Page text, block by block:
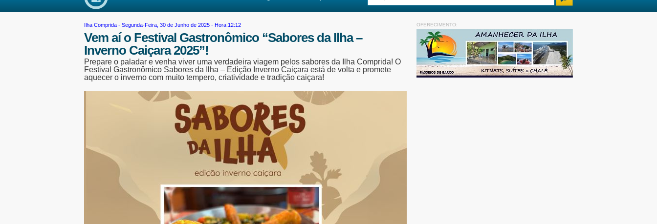
Ilha Comprida - Segunda-Feira, 30 de Junho de 2025 - Hora:12:12
Vem aí o Festival Gastronômico “Sabores da Ilha –
Inverno Caiçara 2025”!
Prepare o paladar e venha viver uma verdadeira viagem pelos sabores da Ilha Comprida! O
Festival Gastronômico Sabores da Ilha – Edição Inverno Caiçara está de volta e promete
aquecer o inverno com muito tempero, criatividade e tradição caiçara!
OFERECIMENTO: